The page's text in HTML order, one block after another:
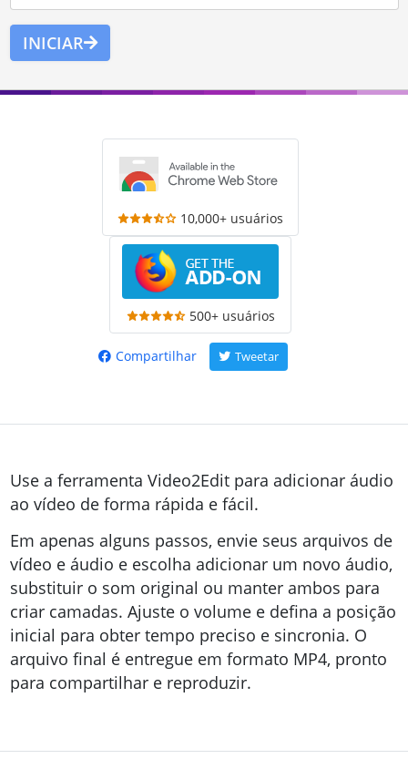
INICIAR
10,000+ usuários
500+ usuários
Compartilhar Tweetar
Use a ferramenta Video2Editpara adicionar áudio
ao vídeo de forma rápida e fácil.
Em apenas alguns passos, envie seus arquivos de
vídeo e áudio e escolha adicionar um novo áudio,
substituir o som original ou manter ambos para
criar camadas. Ajuste o volume e defina a posição
inicial para obter tempo preciso e sincronia. O
arquivo final é entregue em formato MP4, pronto
para compartilhar e reproduzir.